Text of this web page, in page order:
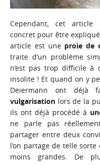
Cependant, cet article
concret pour être
article est une proie de
traite d’un problème
n’est pas trop difficile à
insolite ! Et quand on y
Deiermann ont déjà
vulgarisation lors de la
ils ont déjà procédé à
ne parle pas
partager entre deux
l’on partage de telle
moins grandes. De